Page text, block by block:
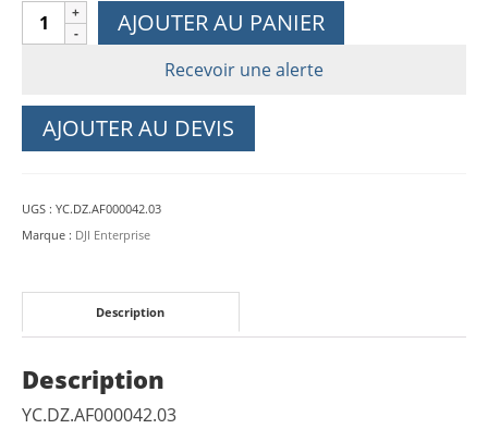
quantité
de
Shell
Fan
AJOUTER AU PANIER
Recevoir une alerte
AJOUTER AU DEVIS
UGS : YC.DZ.AF000042.03
Marque : DJI Enterprise
Description
Description
YC.DZ.AF000042.03